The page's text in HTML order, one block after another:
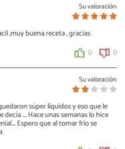
Su valoración:
,muy buena receta , gracias
0 0
Su valoración:
súper líquidos y eso que le
.... Hace unas semanas lo hice
Espero que al tomar frío se